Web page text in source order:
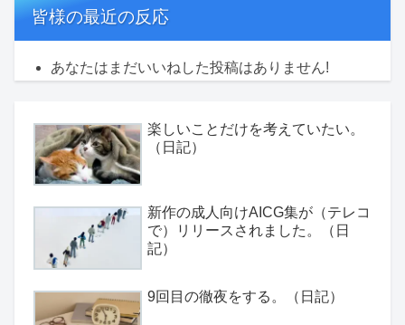
皆様の最近の反応
あなたはまだいいねした投稿はありません!
楽しいことだけを考えていたい。
（日記）
新作の成人向けAICG集が（テレコ
で）リリースされました。（日
記）
9回目の徹夜をする。（日記）